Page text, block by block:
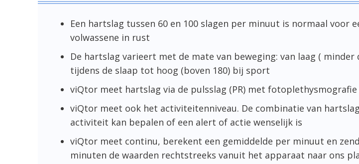
Een hartslag tussen 60 en 100 slagen per minuut is normaal voor
volwassene in rust
De hartslag varieert met de mate van beweging: van laag ( minder
tijdens de slaap tot hoog (boven 180) bij sport
viQtor meet hartslag via de pulsslag (PR) met fotoplethysmografie
viQtor meet ook het activiteitenniveau. De combinatie van
activiteit kan bepalen of een alert of actie wenselijk is
viQtor meet continu, berekent een gemiddelde per minuut en
minuten de waarden rechtstreeks vanuit het apparaat naar ons